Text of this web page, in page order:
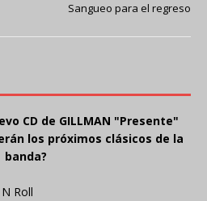
Sangueo para el regreso
CD de GILLMAN "Presente"
los próximos clásicos de la
banda?
Roll